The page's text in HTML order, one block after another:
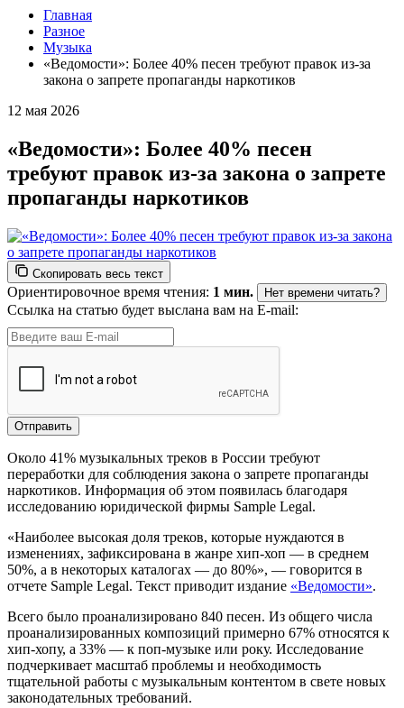
Главная
Разное
Музыка
«Ведомости»: Более 40% песен требуют правок из-за
закона о запрете пропаганды наркотиков
12 мая 2026
«Ведомости»: Более 40% песен
требуют правок из-за закона о запрете
пропаганды наркотиков
Скопировать весь текст
Ориентировочное время чтения: 1 мин. Нет времени читать?
Ссылка на статью будет выслана вам на E-mail:
Около 41% музыкальных треков в России требуют
переработки для соблюдения закона о запрете пропаганды
наркотиков. Информация об этом появилась благодаря
исследованию юридической фирмы Sample Legal.
«Наиболее высокая доля треков, которые нуждаются в
изменениях, зафиксирована в жанре хип-хоп — в среднем
50%, а в некоторых каталогах — до 80%», — говорится в
отчете Sample Legal. Текст приводит издание «Ведомости».
Всего было проанализировано 840 песен. Из общего числа
проанализированных композиций примерно 67% относятся к
хип-хопу, а 33% — к поп-музыке или року. Исследование
подчеркивает масштаб проблемы и необходимость
тщательной работы с музыкальным контентом в свете новых
законодательных требований.